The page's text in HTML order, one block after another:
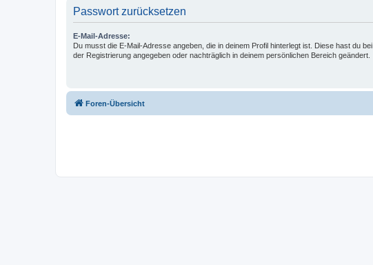
Passwort zurücksetzen
E-Mail-Adresse:
Du musst die E-Mail-Adresse angeben, die in deinem Profil hinterlegt ist. Diese hast du bei
der Registrierung angegeben oder nachträglich in deinem persönlichen Bereich geändert.
Foren-Übersicht